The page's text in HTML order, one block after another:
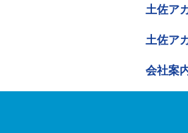
土佐ア
土佐ア
会社案